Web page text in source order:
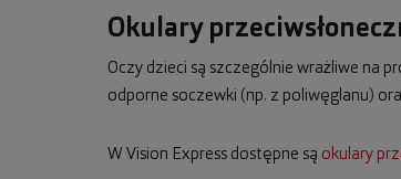
Okulary
Oczy dzieci są szczególnie wrażliwe na
odporne soczewki (np. z poliwęglanu)
W Vision Express dostępne są okulary